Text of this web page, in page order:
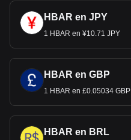
HBAR en JPY
1 HBAR en ¥10.71 JPY
HBAR en GBP
1 HBAR en £0.05034 GBP
HBAR en BRL